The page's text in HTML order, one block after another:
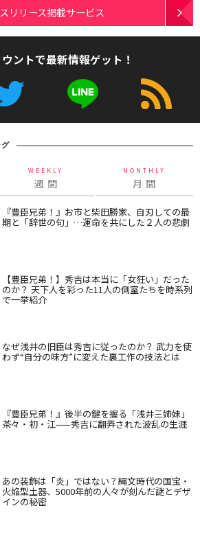
リリース掲載サービス
ントで最新情報ゲット！
グ
WEEKLY
週 間
MONTHLY
月 間
『豊臣兄弟！』お市と柴田勝家、自刃しての最
期と「辞世の句」…運命を共にした２人の悲劇
【豊臣兄弟！】秀吉は本当に「女狂い」だった
のか？ 天下人を彩った11人の側室たちを時系列
で一挙紹介
なぜ浅井の旧臣は秀吉に従ったのか？ 武力を使
わず“自分の味方”に変えた裏工作の技法とは
『豊臣兄弟！』後半の鍵を握る「浅井三姉妹」
茶々・初・江——秀吉に翻弄された波乱の生涯
あの装飾は「炎」ではない？縄文時代の国宝・
火焔型土器、5000年前の人々が刻んだ謎とデザ
インの秘密